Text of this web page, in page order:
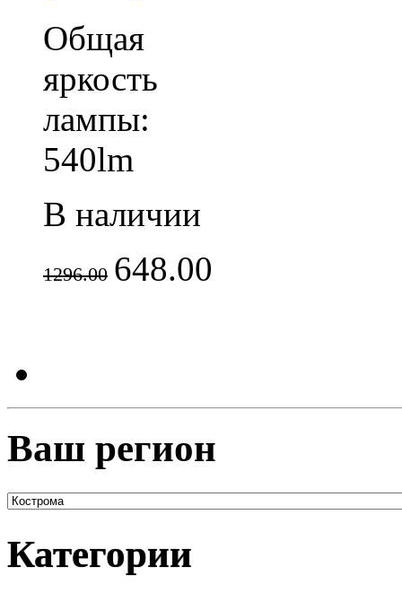
Общая
яркость
лампы:
540lm
В наличии
1296.00 648.00
Ваш регион
Категории